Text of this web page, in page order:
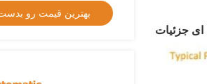
بهترین قیمت رو بدست